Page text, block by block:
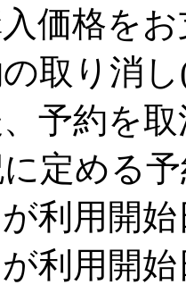
価格を
取り消
予約を
定める
が利用開
が利用開